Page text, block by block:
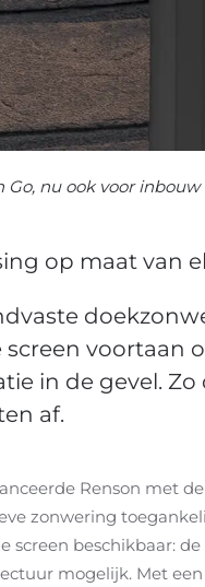
Go, nu ook voor inbouw
op maat van
screen voortaan
in de gevel.
af.
Renson met
zonwering
screen beschikbaar:
mogelijk. Met